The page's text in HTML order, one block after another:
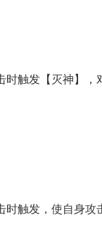
时触发【灭神】，
时触发，使自身攻